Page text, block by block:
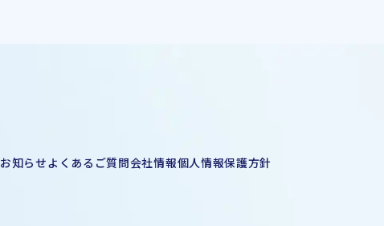
お知らせよくあるご質問会社情報個人情報保護方針